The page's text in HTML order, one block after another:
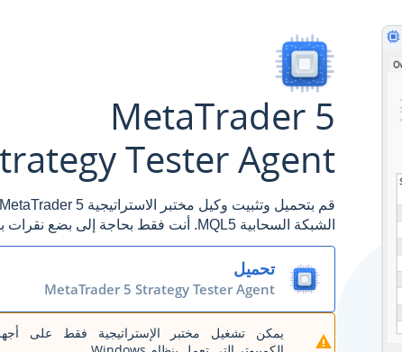
MetaTrader 5
Tester Agent
الشبكة السحابية MQL5. أنت فقط بحاجة إلى بضع نقرات بالماوس.
تحميل
MetaTrader 5 Strategy Tester Agent
يمكن تشغيل مختبر الإستراتيجية فقط على